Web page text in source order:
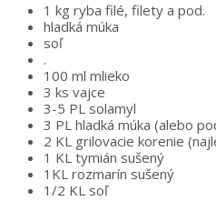
1 kg ryba filé, filety a pod.
hladká múka
soľ
.
100 ml mlieko
3 ks vajce
3-5 PL solamyl
3 PL hladká múka (alebo
2 KL grilovacie korenie
1 KL tymián sušený
1KL rozmarín sušený
1/2 KL soľ